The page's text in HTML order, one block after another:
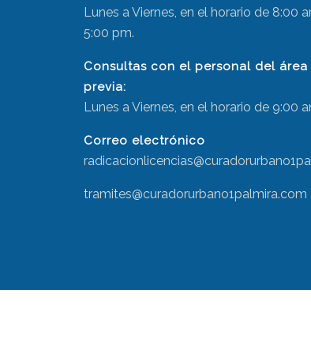
Lunes a Viernes, en el horario de 8:00
5:00 pm.
Consultas con el personal del
previa:
Lunes a Viernes, en el horario de 9:00
Correo electrónico
tramites@curadorurbano1palmira.com